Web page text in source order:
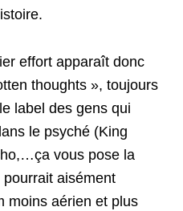
effort apparaît donc
thoughts », toujours
label des gens qui
le psyché (King
vous pose la
aisément
moins aérien et plus